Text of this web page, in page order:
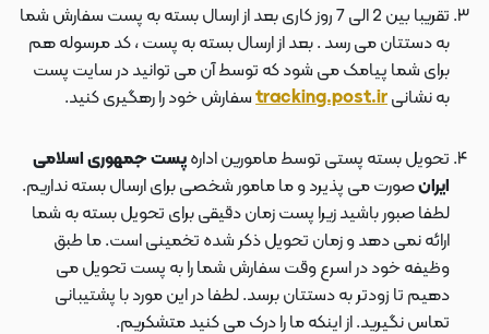
تقریبا بین 2 الی 7 روز کاری بعد از ارسال بسته به پست سفارش شما
به دستتان می رسد . بعد از ارسال بسته به پست ، کد مرسوله هم
برای شما پیامک می شود که توسط آن می توانید در سایت پست
به نشانیtracking.post.irسفارش خود را رهگیری کنید.
تحویل بسته پستی توسط مامورین ادارهپست جمهوری اسلامی
ایرانصورت می پذیرد و ما مامور شخصی برای ارسال بسته نداریم.
لطفا صبور باشید زیرا پست زمان دقیقی برای تحویل بسته به شما
ارائه نمی دهد و زمان تحویل ذکر شده تخمینی است. ما طبق
وظیفه خود در اسرع وقت سفارش شما را به پست تحویل می
دهیم تا زودتر به دستتان برسد. لطفا در این مورد با پشتیبانی
تماس نگیرید. از اینکه ما را درک می کنید متشکریم.